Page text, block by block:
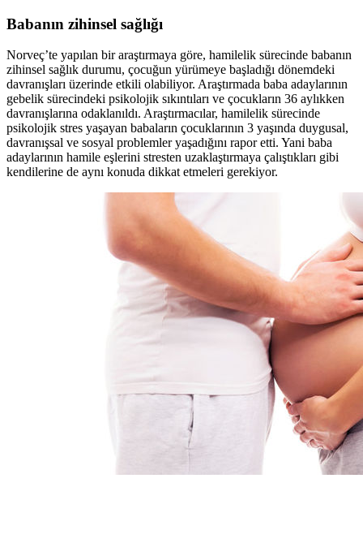
Babanın zihinsel sağlığı
Norveç’te yapılan bir araştırmaya göre, hamilelik sürecinde babanın
zihinsel sağlık durumu, çocuğun yürümeye başladığı dönemdeki
davranışları üzerinde etkili olabiliyor. Araştırmada baba adaylarının
gebelik sürecindeki psikolojik sıkıntıları ve çocukların 36 aylıkken
davranışlarına odaklanıldı. Araştırmacılar, hamilelik sürecinde
psikolojik stres yaşayan babaların çocuklarının 3 yaşında duygusal,
davranışsal ve sosyal problemler yaşadığını rapor etti. Yani baba
adaylarının hamile eşlerini stresten uzaklaştırmaya çalıştıkları gibi
kendilerine de aynı konuda dikkat etmeleri gerekiyor.